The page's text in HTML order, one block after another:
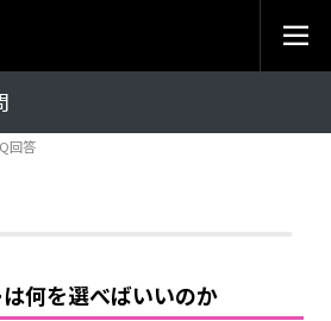
回答